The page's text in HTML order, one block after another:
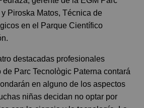
Piroska Matos, Técnica de
en el Parque Científico
destacadas profesionales
Parc Tecnològic Paterna contará
en alguno de los aspectos
niñas decidan no optar por